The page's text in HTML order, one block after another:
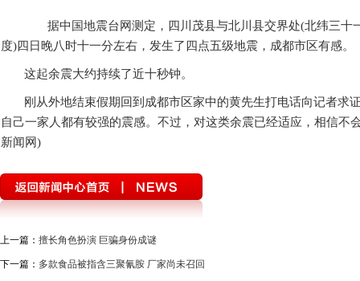
据中国地震台网测定，四川茂县与北川县交界处(北纬三十
度)四日晚八时十一分左右，发生了四点五级地震，成都市区有感。
这起余震大约持续了近十秒钟。
刚从外地结束假期回到成都市区家中的黄先生打电话向记者求
自己一家人都有较强的震感。不过，对这类余震已经适应，相信不
新闻网)
上一篇： 擅长角色扮演 巨骗身份成谜
下一篇： 多款食品被指含三聚氰胺 厂家尚未召回